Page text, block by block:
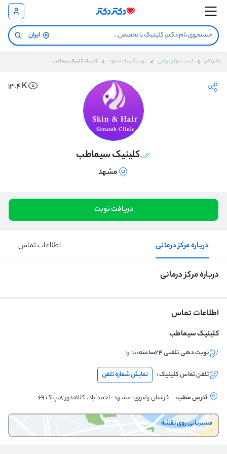
ایران
دکتردکتر لیست مراکز درمانی نوبت کلینیک مشهد کلینیک کلینیک سیماطب
13.4K
کلینیک سیماطب
مشهد
دریافت نوبت
درباره مرکز درمانی اطلاعات تماس
درباره مرکز درمانی
اطلاعات تماس
کلینیک سیماطب
نوبت دهی تلفنی ۲۴ساعته: ندارد
تلفن تماسکلینیک: نمایش شماره تلفن
آدرس مطب: خراسان رضوی-مشهد-احمدآباد، کلاهدوز 8، پلاک 69
مسیریابی روی نقشه